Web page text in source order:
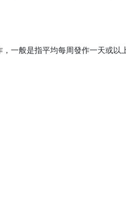
一般是指平均每周發作一天或以